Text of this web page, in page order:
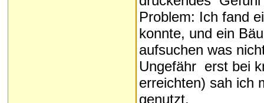
Problem: Ich fand
konnte, und ein
aufsuchen was
Ungefähr erst bei
erreichten) sah ich
genutzt.